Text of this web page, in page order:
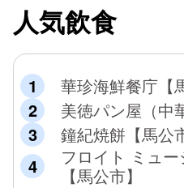
人気飲食
華珍海鮮餐庁【
美徳パン屋（中
鐘紀焼餅【馬公
フロイト ミュ
【馬公市】